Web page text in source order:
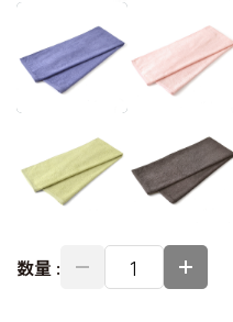
数量 :